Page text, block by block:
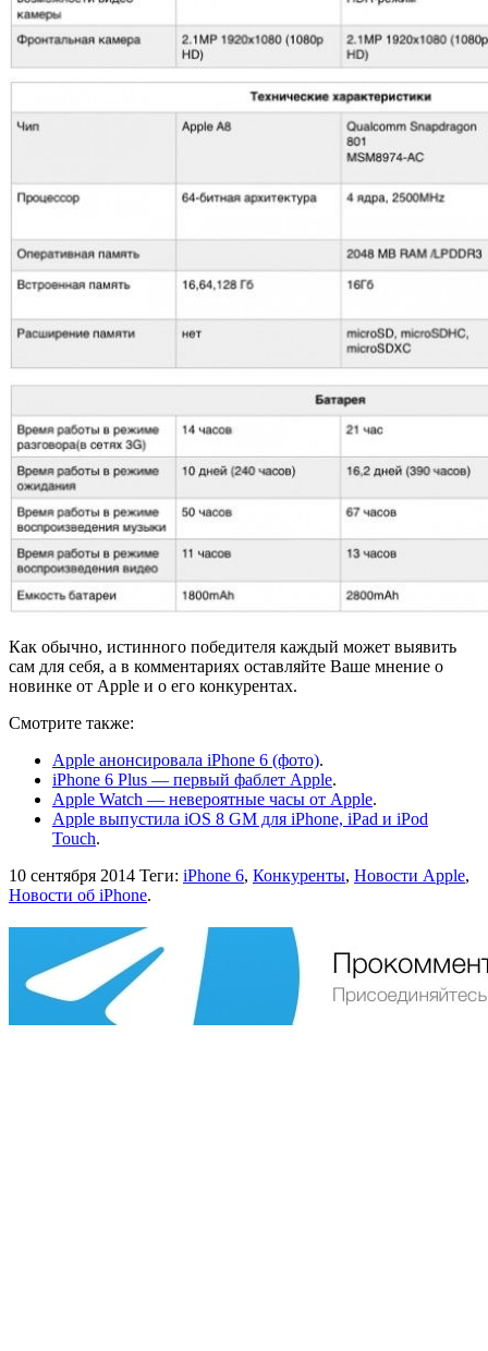
Как обычно, истинного победителя каждый может выявить
сам для себя, а в комментариях оставляйте Ваше мнение о
новинке от Apple и о его конкурентах.
Смотрите также:
Apple анонсировала iPhone 6 (фото).
iPhone 6 Plus — первый фаблет Apple.
Apple Watch — невероятные часы от Apple.
Apple выпустила iOS 8 GM для iPhone, iPad и iPod
Touch.
10 сентября 2014 Теги: iPhone 6, Конкуренты, Новости Apple,
Новости об iPhone.